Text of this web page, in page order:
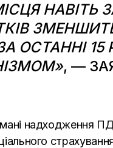
НАВІТЬ
ОСТАННІ 15
, —
надходження